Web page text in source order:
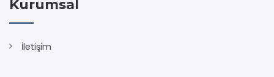
Kurumsal
İletişim